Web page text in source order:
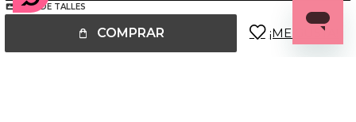
GUÍA DE TALLES
COMPRAR